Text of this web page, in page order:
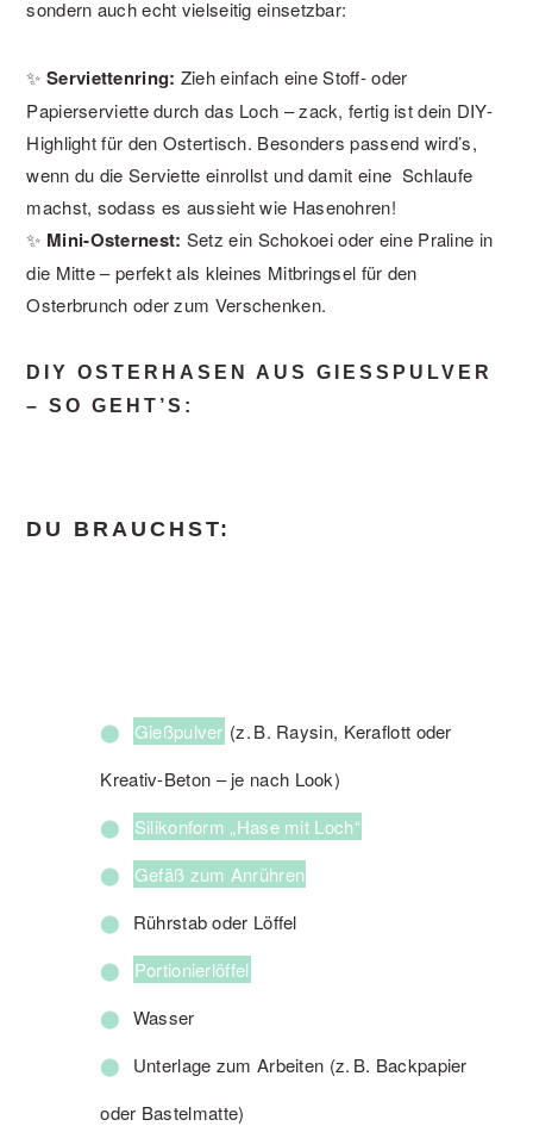
sondern auch echt vielseitig einsetzbar:
✨ Serviettenring: Zieh einfach eine Stoff- oder
Papierserviette durch das Loch – zack, fertig ist dein DIY-
Highlight für den Ostertisch. Besonders passend wird’s,
wenn du die Serviette einrollst und damit eine Schlaufe
machst, sodass es aussieht wie Hasenohren!
✨ Mini-Osternest: Setz ein Schokoei oder eine Praline in
die Mitte – perfekt als kleines Mitbringsel für den
Osterbrunch oder zum Verschenken.
DIY OSTERHASEN AUS GIESSPULVER –
SO GEHT’S:
DU BRAUCHST:
Gießpulver (z. B. Raysin, Keraflott oder
Kreativ-Beton – je nach Look)
Silikonform „Hase mit Loch“
Gefäß zum Anrühren
Rührstab oder Löffel
Portionierlöffel
Wasser
Unterlage zum Arbeiten (z. B. Backpapier
oder Bastelmatte)